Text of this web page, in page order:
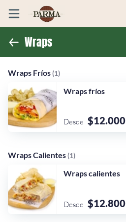
Inicio
Información
Ubicación
Wraps
Wraps Fríos(1)
Wraps fríos
Desde $12.000
Wraps Calientes(1)
Wraps calientes
Desde $12.800